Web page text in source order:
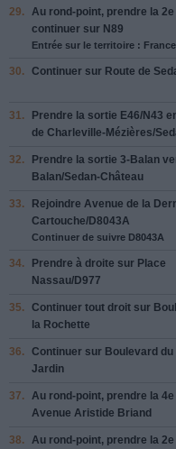
29. Au rond-point, prendre la 2e
continuer sur N89
Entrée sur le territoire : France
30. Continuer sur Route de
31. Prendre la sortie E46/N43
de Charleville-Mézières/
32. Prendre la sortie 3-Balan
Balan/Sedan-Château
33. Rejoindre Avenue de la
Cartouche/D8043A
Continuer de suivre D8043A
34. Prendre à droite sur Place
Nassau/D977
35. Continuer tout droit sur
la Rochette
36. Continuer sur Boulevard du
Jardin
37. Au rond-point, prendre la 4e
Avenue Aristide Briand
38. Au rond-point, prendre la 2e